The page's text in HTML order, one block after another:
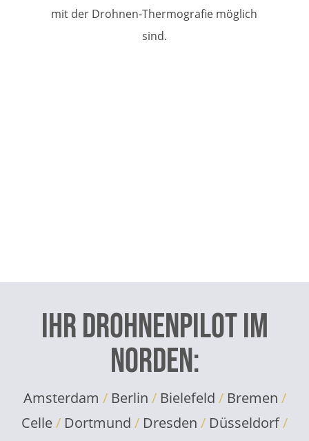
mit der Drohnen-Thermografie möglich
sind.
Ihr Drohnenpilot im
Norden:
Amsterdam / Berlin / Bielefeld / Bremen /
Celle/ Dortmund / Dresden / Düsseldorf/